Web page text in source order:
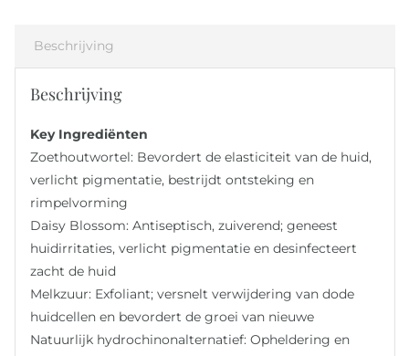
Exfoliating
Peel
aantal
Beschrijving
Beschrijving
Key Ingrediënten
Zoethoutwortel: Bevordert de elasticiteit van de huid,
verlicht pigmentatie, bestrijdt ontsteking en
rimpelvorming
Daisy Blossom: Antiseptisch, zuiverend; geneest
huidirritaties, verlicht pigmentatie en desinfecteert
zacht de huid
Melkzuur: Exfoliant; versnelt verwijdering van dode
huidcellen en bevordert de groei van nieuwe
Natuurlijk hydrochinonalternatief: Opheldering en